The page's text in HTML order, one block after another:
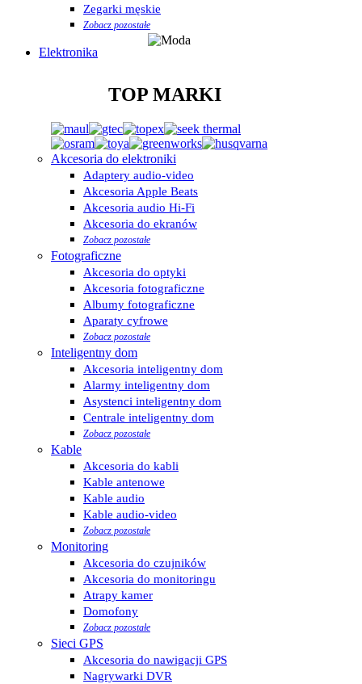
Zegarki męskie
Zobacz pozostałe
Elektronika
TOP MARKI
Akcesoria do elektroniki
Adaptery audio-video
Akcesoria Apple Beats
Akcesoria audio Hi-Fi
Akcesoria do ekranów
Zobacz pozostałe
Fotograficzne
Akcesoria do optyki
Akcesoria fotograficzne
Albumy fotograficzne
Aparaty cyfrowe
Zobacz pozostałe
Inteligentny dom
Akcesoria inteligentny dom
Alarmy inteligentny dom
Asystenci inteligentny dom
Centrale inteligentny dom
Zobacz pozostałe
Kable
Akcesoria do kabli
Kable antenowe
Kable audio
Kable audio-video
Zobacz pozostałe
Monitoring
Akcesoria do czujników
Akcesoria do monitoringu
Atrapy kamer
Domofony
Zobacz pozostałe
Sieci GPS
Akcesoria do nawigacji GPS
Nagrywarki DVR